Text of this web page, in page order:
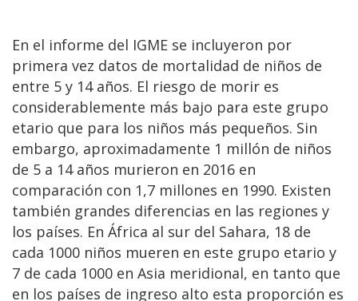
En el informe del IGME se incluyeron por
primera vez datos de mortalidad de niños de
entre 5 y 14 años. El riesgo de morir es
considerablemente más bajo para este grupo
etario que para los niños más pequeños. Sin
embargo, aproximadamente 1 millón de niños
de 5 a 14 años murieron en 2016 en
comparación con 1,7 millones en 1990. Existen
también grandes diferencias en las regiones y
los países. En África al sur del Sahara, 18 de
cada 1000 niños mueren en este grupo etario y
7 de cada 1000 en Asia meridional, en tanto que
en los países de ingreso alto esta proporción es